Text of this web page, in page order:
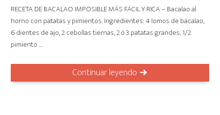
RECETA DE BACALAO IMPOSIBLE MÁS FÁCIL Y RICA – Bacalao al
horno con patatas y pimientos. Ingredientes: 4 lomos de bacalao,
6 dientes de ajo, 2 cebollas tiernas, 2 ó 3 patatas grandes, 1/2
pimiento …
Continuar leyendo